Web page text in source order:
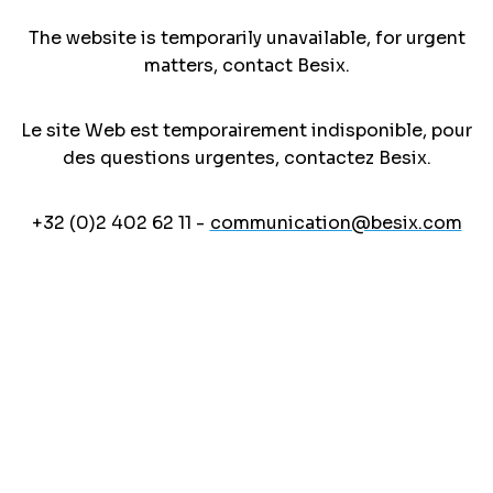
The website is temporarily unavailable, for urgent
matters, contact Besix.
Le site Web est temporairement indisponible, pour
des questions urgentes, contactez Besix.
+32 (0)2 402 62 11 - communication@besix.com